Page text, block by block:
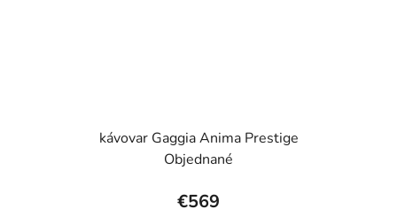
kávovar Gaggia Anima Prestige
Objednané
€569